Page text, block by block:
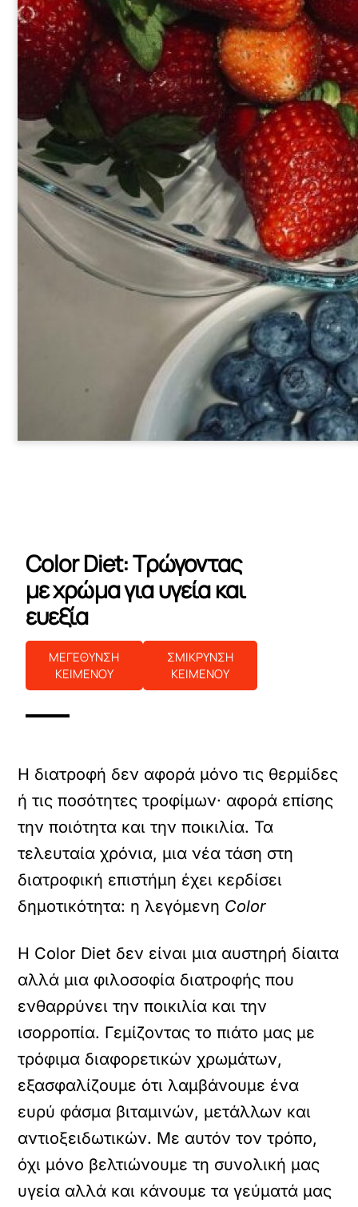
Color Diet: Τρώγοντας
με χρώμα για υγεία και
ευεξία
ΜΕΓΕΘΥΝΣΗ
ΚΕΙΜΕΝΟΥ
ΣΜΙΚΡΥΝΣΗ
ΚΕΙΜΕΝΟΥ
Η διατροφή δεν αφορά μόνο τις θερμίδες
ή τις ποσότητες τροφίμων· αφορά επίσης
την ποιότητα και την ποικιλία. Τα
τελευταία χρόνια, μια νέα τάση στη
διατροφική επιστήμη έχει κερδίσει
δημοτικότητα: η λεγόμενη Color
Η Color Diet δεν είναι μια αυστηρή δίαιτα
αλλά μια φιλοσοφία διατροφής που
ενθαρρύνει την ποικιλία και την
ισορροπία. Γεμίζοντας το πιάτο μας με
τρόφιμα διαφορετικών χρωμάτων,
εξασφαλίζουμε ότι λαμβάνουμε ένα
ευρύ φάσμα βιταμινών, μετάλλων και
αντιοξειδωτικών. Με αυτόν τον τρόπο,
όχι μόνο βελτιώνουμε τη συνολική μας
υγεία αλλά και κάνουμε τα γεύματά μας